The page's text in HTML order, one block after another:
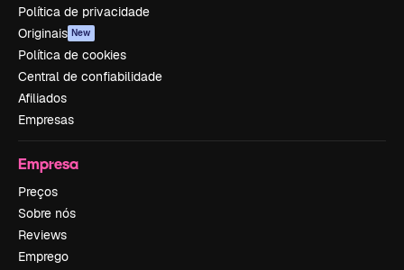
Política de privacidade
Originais New
Política de cookies
Central de confiabilidade
Afiliados
Empresas
Empresa
Preços
Sobre nós
Reviews
Emprego